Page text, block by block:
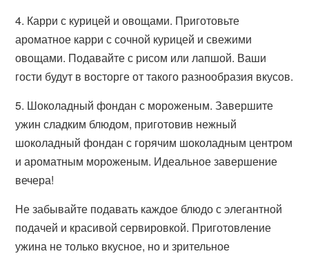
4. Карри с курицей и овощами. Приготовьте
ароматное карри с сочной курицей и свежими
овощами. Подавайте с рисом или лапшой. Ваши
гости будут в восторге от такого разнообразия вкусов.
5. Шоколадный фондан с мороженым. Завершите
ужин сладким блюдом, приготовив нежный
шоколадный фондан с горячим шоколадным центром
и ароматным мороженым. Идеальное завершение
вечера!
Не забывайте подавать каждое блюдо с элегантной
подачей и красивой сервировкой. Приготовление
ужина не только вкусное, но и зрительное